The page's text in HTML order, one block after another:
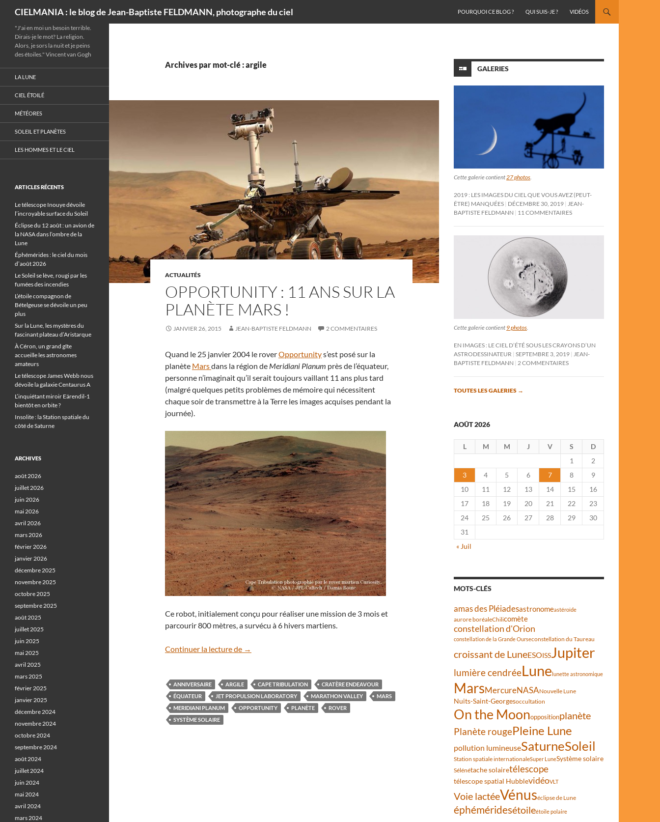
CIELMANIA : le blog de Jean-Baptiste FELDMANN, photographe du ciel
POURQUOI CE BLOG ?
QUI SUIS-JE ? VIDÉOS
Archives par mot-clé : argile
ACTUALITÉS
OPPORTUNITY : 11 ANS SUR LA
PLANÈTE MARS !
JANVIER 26, 2015 JEAN-BAPTISTE FELDMANN 2 COMMENTAIRES
Quand le 25 janvier 2004 le roverOpportunitys’est posé sur la
planète Marsdans la région de Meridiani Planum près de l’équateur,
personne n’imaginait qu’il serait toujours vaillant 11 ans plus tard
(malgré quelques petits problèmes de mémoire qui nécessitent
chaque soir de transmettre à la Terre les images acquises pendant la
journée).
Ce robot, initialement conçu pour réaliser une mission de 3 mois et
parcourir 800 mètres, a survécu à 6 hivers martiens.
Continuer la lecture de Opportunity : 11 ans sur la planète Mars !
→
ANNIVERSAIRE ARGILE CAPE TRIBULATION
CRATÈRE ENDEAVOUR
ÉQUATEUR
JET PROPULSION LABORATORY MARATHON VALLEY
MARS
MERIDIANI PLANUM
OPPORTUNITY PLANÈTE
ROVER
SYSTÈME SOLAIRE
GALERIES
Cette galerie contient27 photos.
2019 : LES IMAGES DU CIEL QUE VOUS AVEZ (PEUT-
ÊTRE) MANQUÉES DÉCEMBRE 30, 2019 JEAN-
BAPTISTE FELDMANN
11 COMMENTAIRES
Cette galerie contient 9 photos
EN IMAGES : LE CIEL D’ÉTÉ SOUS LES CRAYONS D’UN
ASTRODESSINATEUR SEPTEMBRE 3, 2019
JEAN-
BAPTISTE FELDMANN
2 COMMENTAIRES
TOUTES LES GALERIES →
AOÛT 2026
L M M J V S
D
1
2
3
4 5 6 7 8
9
10
11 12 13 14 15
16
17
18 19 20 21 22
23
24
25 26 27 28 29
30
31
« Juil
MOTS-CLÉS
amas des Pléiadesastronomeastéroïde
aurore boréaleChilicomète
constellation d'Orion
constellation de la Grande Ourseconstellation du Taureau
croissant de LuneESOISSJupiter
lumière cendréeLunelunette astronomique
MarsMercureNASANouvelle Lune
Nuits-Saint-Georgesoccultation
On the Moonoppositionplanète
Planète rougePleine Lune
pollution lumineuseSaturneSoleil
Station spatiale internationaleSuper LuneSystème solaire
Sélénétache solairetélescope
télescope spatial HubblevidéoVLT
Voie lactéeVénuséclipse de Lune
éphéméridesétoileétoile polaire
"J'ai en moi un besoin terrible.
Dirais-je le mot? La religion.
Alors, je sors la nuit et je peins
des étoiles." Vincent van Gogh
LA LUNE
CIEL ÉTOILÉ
MÉTÉORES
SOLEIL ET PLANÈTES
LES HOMMES ET LE CIEL
ARTICLES RÉCENTS
Le télescope Inouye dévoile
l’incroyable surface du Soleil
Éclipse du 12 août : un avion de
la NASA dans l’ombre de la
Lune
Éphémérides : le ciel du mois
d’août 2026
Le Soleil se lève, rougi par les
fumées des incendies
L’étoile compagnon de
Bételgeuse se dévoile un peu
plus
Sur la Lune, les mystères du
fascinant plateau d’Aristarque
À Céron, un grand gîte
accueille les astronomes
amateurs
Le télescope James Webb nous
dévoile la galaxie Centaurus A
L’inquiétant miroir Eärendil-1
bientôt en orbite ?
Insolite : la Station spatiale du
côté de Saturne
ARCHIVES
août 2026
juillet 2026
juin 2026
mai 2026
avril 2026
mars 2026
février 2026
janvier 2026
décembre 2025
novembre 2025
octobre 2025
septembre 2025
août 2025
juillet 2025
juin 2025
mai 2025
avril 2025
mars 2025
février 2025
janvier 2025
décembre 2024
novembre 2024
octobre 2024
septembre 2024
août 2024
juillet 2024
juin 2024
mai 2024
avril 2024
mars 2024